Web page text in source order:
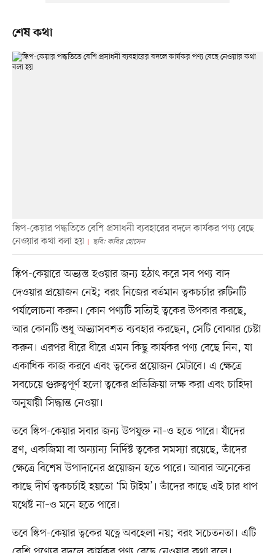
শেষ কথা
স্কিপ-কেয়ার পদ্ধতিতে বেশি প্রসাধনী ব্যবহারের বদলে কার্যকর পণ্য বেছে
নেওয়ার কথা বলা হয়
ছবি: কবির হোসেন
স্কিপ-কেয়ারে অভ্যস্ত হওয়ার জন্য হঠাৎ করে সব পণ্য বাদ
দেওয়ার প্রয়োজন নেই; বরং নিজের বর্তমান ত্বকচর্চার রুটিনটি
পর্যালোচনা করুন। কোন পণ্যটি সত্যিই ত্বকের উপকার করছে,
আর কোনটি শুধু অভ্যাসবশত ব্যবহার করছেন, সেটি বোঝার চেষ্টা
করুন। এরপর ধীরে ধীরে এমন কিছু কার্যকর পণ্য বেছে নিন, যা
একাধিক কাজ করবে এবং ত্বকের প্রয়োজন মেটাবে। এ ক্ষেত্রে
সবচেয়ে গুরুত্বপূর্ণ হলো ত্বকের প্রতিক্রিয়া লক্ষ করা এবং চাহিদা
অনুযায়ী সিদ্ধান্ত নেওয়া।
তবে স্কিপ-কেয়ার সবার জন্য উপযুক্ত না–ও হতে পারে। যাঁদের
ব্রণ, একজিমা বা অন্যান্য নির্দিষ্ট ত্বকের সমস্যা রয়েছে, তাঁদের
ক্ষেত্রে বিশেষ উপাদানের প্রয়োজন হতে পারে। আবার অনেকের
কাছে দীর্ঘ ত্বকচর্চাই হয়তো ‘মি টাইম’। তাঁদের কাছে এই চার ধাপ
যথেষ্ট না–ও মনে হতে পারে।
তবে স্কিপ-কেয়ার ত্বকের যত্নে অবহেলা নয়; বরং সচেতনতা। এটি